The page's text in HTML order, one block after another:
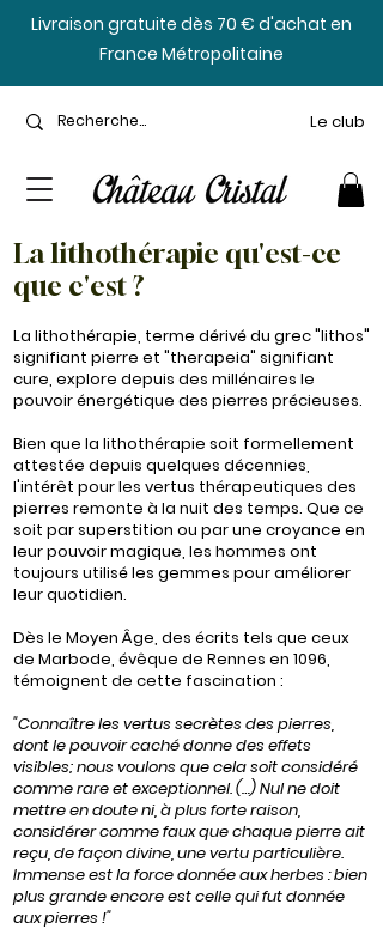
​Livraison gratuite dès 70 € d'achat en
France Métropolitaine
Le club
La lithothérapie qu'est-ce
que c'est ?
La lithothérapie, terme dérivé du grec "lithos"
signifiant pierre et "therapeia" signifiant
cure, explore depuis des millénaires le
pouvoir énergétique des pierres précieuses.
Bien que la lithothérapie soit formellement
attestée depuis quelques décennies,
l'intérêt pour les vertus thérapeutiques des
pierres remonte à la nuit des temps. Que ce
soit par superstition ou par une croyance en
leur pouvoir magique, les hommes ont
toujours utilisé les gemmes pour améliorer
leur quotidien.
Dès le Moyen Âge, des écrits tels que ceux
de Marbode, évêque de Rennes en 1096,
témoignent de cette fascination :
"Connaître les vertus secrètes des pierres,
dont le pouvoir caché donne des effets
visibles; nous voulons que cela soit considéré
comme rare et exceptionnel. (…) Nul ne doit
mettre en doute ni, à plus forte raison,
considérer comme faux que chaque pierre ait
reçu, de façon divine, une vertu particulière.
Immense est la force donnée aux herbes : bien
plus grande encore est celle qui fut donnée
aux pierres !"